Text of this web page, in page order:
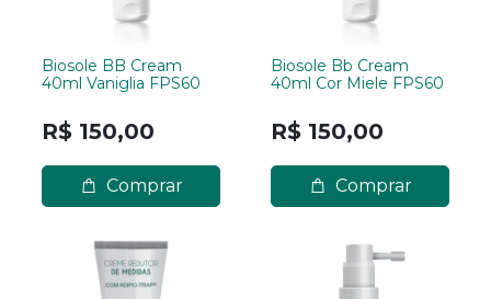
Biosole BB Cream
40ml Vaniglia FPS60
R$ 150,00
Comprar
Biosole Bb Cream
40ml Cor Miele FPS60
R$ 150,00
Comprar